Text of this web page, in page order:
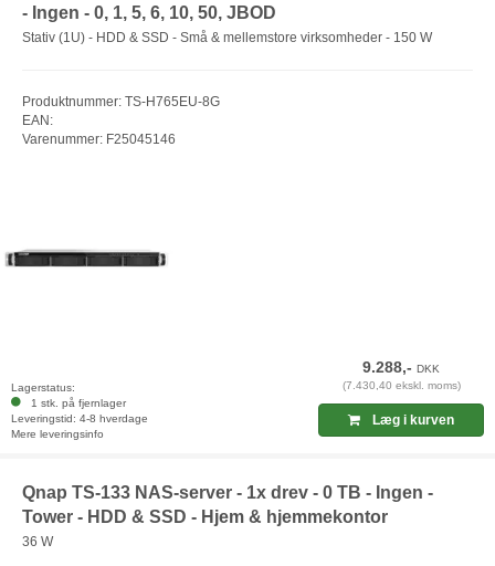
- Ingen - 0, 1, 5, 6, 10, 50, JBOD
Stativ (1U) - HDD & SSD - Små & mellemstore virksomheder - 150 W
Produktnummer: TS-H765EU-8G
EAN:
Varenummer: F25045146
Lagerstatus:
1 stk. på fjernlager
Leveringstid: 4-8 hverdage
Mere leveringsinfo
9.288,-DKK
(7.430,40 ekskl. moms)
Læg i kurven
Qnap TS-133 NAS-server - 1x drev - 0 TB - Ingen -
Tower - HDD & SSD - Hjem & hjemmekontor
36 W